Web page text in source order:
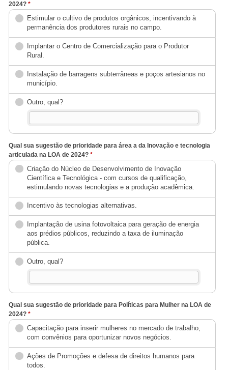
2024? *
Estimular o cultivo de produtos orgânicos, incentivando à
permanência dos produtores rurais no campo.
Implantar o Centro de Comercialização para o Produtor
Rural.
Instalação de barragens subterrâneas e poços artesianos no
município.
Outro, qual?
Qual sua sugestão de prioridade para área a da Inovação e tecnologia
articulada na LOA de 2024? *
Criação do Núcleo de Desenvolvimento de Inovação
Científica e Tecnológica - com cursos de qualificação,
estimulando novas tecnologias e a produção acadêmica.
Incentivo às tecnologias alternativas.
Implantação de usina fotovoltaica para geração de energia
aos prédios públicos, reduzindo a taxa de iluminação
pública.
Outro, qual?
Qual sua sugestão de prioridade para Políticas para Mulher na LOA de
2024? *
Capacitação para inserir mulheres no mercado de trabalho,
com convênios para oportunizar novos negócios.
Ações de Promoções e defesa de direitos humanos para
todos.